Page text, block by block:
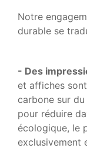
Notre
durable se
- Des
et affiches
carbone sur
pour réduire
écologique, le
exclusivement